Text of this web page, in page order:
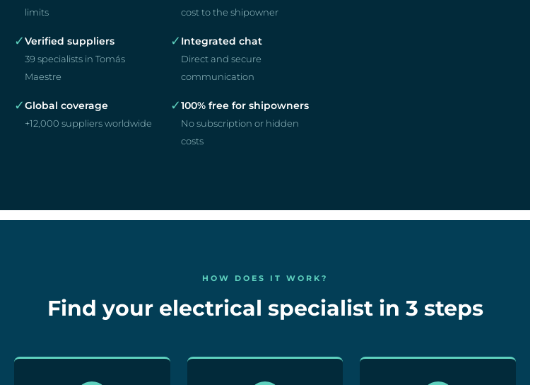
limits
cost to the shipowner
✓Verified suppliers
39 specialists in Tomás
Maestre
✓ Integrated chat
Direct and secure
communication
✓Global coverage
+12,000 suppliers worldwide
✓100% free for shipowners
No subscription or hidden
costs
HOW DOES IT WORK?
Find your electrical specialist in 3 steps